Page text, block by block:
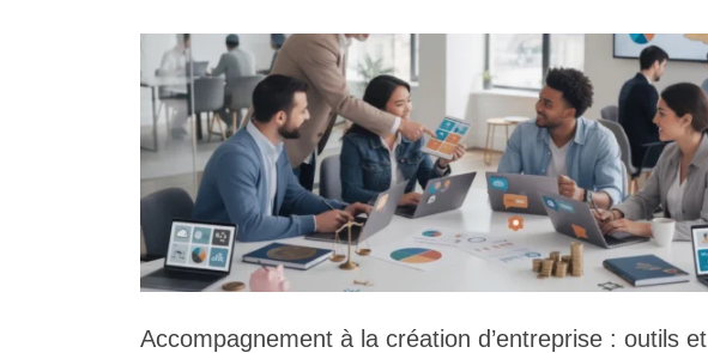
Accompagnement à la création d’entreprise : outils et